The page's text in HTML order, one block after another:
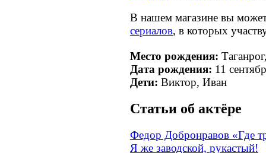
В нашем магазине вы
сериалов, в которых
Место рождения:
Дата рождения: 11
Дети: Виктор, Иван
Cтатьи об актёре
Федор Добронравов «Где
Я же заводской, рукастый!